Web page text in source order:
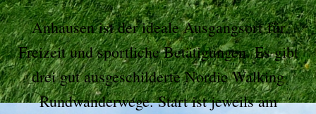
Anhausen ist der ideale Ausgangsort für
Freizeit und sportliche Betätigungen. Es gibt
drei gut ausgeschilderte Nordic Walking
Rundwanderwege. Start ist jeweils am